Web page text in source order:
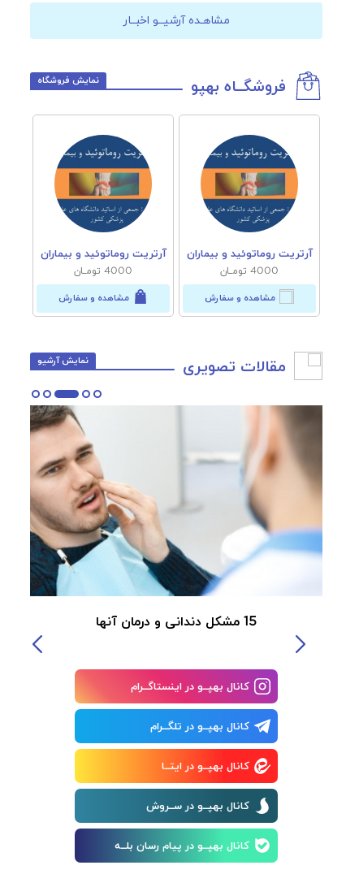
مشاهـده آرشیــو اخبــار
فروشگــاه بهپو نمایش فروشگاه
آرتریت روماتوئید و بیماران
4000 تومــان
مشاهده و سفارش
آرتریت روماتوئید و بیماران
4000 تومــان
مشاهده و سفارش
مقالات تصویری نمایش آرشیو
15 مشکل دندانی و درمان آنها
کانال بهپــو در اینستاگــرام
کانال بهپــو در تلگــرام
کانال بهپــو در ایتــا
کانال بهپــو در ســروش
کانال بهپــو در پیام رسان بلــه